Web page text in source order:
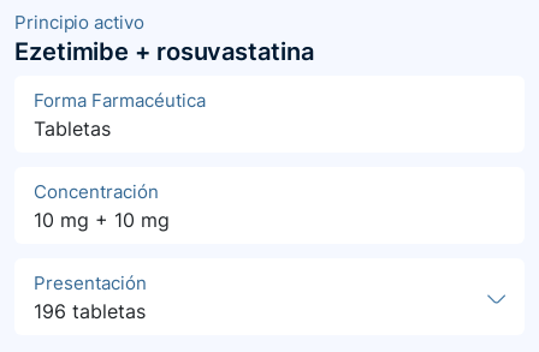
Principio activo
Ezetimibe + rosuvastatina
Forma Farmacéutica
Tabletas
Concentración
10 mg + 10 mg
Presentación
196 tabletas